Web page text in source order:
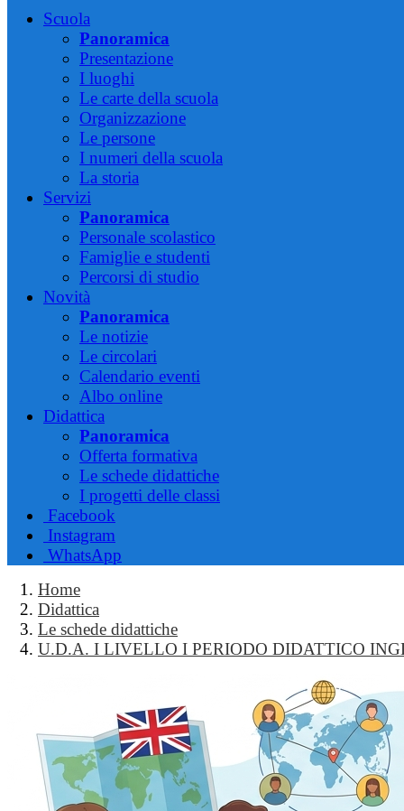
Scuola
Panoramica
Presentazione
I luoghi
Le carte della scuola
Organizzazione
Le persone
I numeri della scuola
La storia
Servizi
Panoramica
Personale scolastico
Famiglie e studenti
Percorsi di studio
Novità
Panoramica
Le notizie
Le circolari
Calendario eventi
Albo online
Didattica
Panoramica
Offerta formativa
Le schede didattiche
I progetti delle classi
Facebook
Instagram
WhatsApp
Home
Didattica
Le schede didattiche
U.D.A. I LIVELLO I PERIODO DIDATTICO